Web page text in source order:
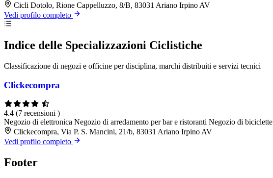
Cicli Dotolo, Rione Cappelluzzo, 8/B, 83031 Ariano Irpino AV
Vedi profilo completo
Indice delle Specializzazioni Ciclistiche
Classificazione di negozi e officine per disciplina, marchi distribuiti e servizi tecnici
Clickecompra
4.4 (7 recensioni )
Negozio di elettronica Negozio di arredamento per bar e ristoranti Negozio di biciclette
Clickecompra, Via P. S. Mancini, 21/b, 83031 Ariano Irpino AV
Vedi profilo completo
Footer